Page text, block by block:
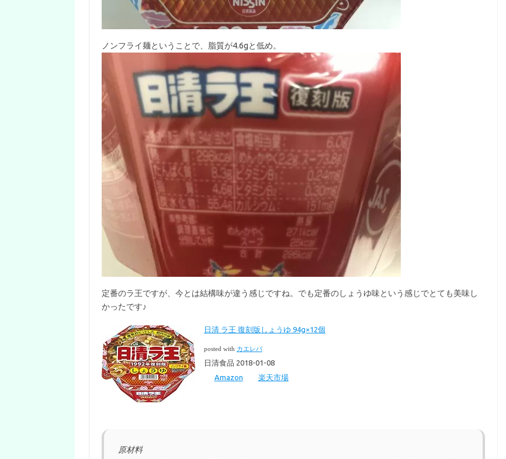
ノンフライ麺ということで、脂質が4.6gと低め。
定番のラ王ですが、今とは結構味が違う感じですね。でも定番のしょうゆ味という感じでとても美味し
かったです♪
日清 ラ王 復刻版しょうゆ 94g×12個
posted with カエレバ
日清食品 2018-01-08
Amazon
楽天市場
原材料